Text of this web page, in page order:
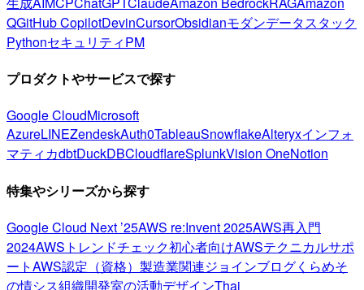
QGitHub CopilotDevinCursorObsidianモダンデータスタック
PythonセキュリティPM
プロダクトやサービスで探す
Google CloudMicrosoft
AzureLINEZendeskAuth0TableauSnowflakeAlteryxインフォ
マティカdbtDuckDBCloudflareSplunkVision OneNotion
特集やシリーズから探す
Google Cloud Next ’25AWS re:Invent 2025AWS再入門
2024AWSトレンドチェック初心者向けAWSテクニカルサポ
ートAWS認定（資格） 製造業関連ジョインブログくらめそ
の情シス組織開発室の活動デザインThai